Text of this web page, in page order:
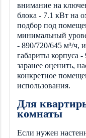
внимание на
блока - 7.1 кВт на
подбор под
минимальный
- 890/720/645 м³/ч,
габариты корпуса
заранее оценить,
конкретное
использования.
Для
комнаты
Если нужен